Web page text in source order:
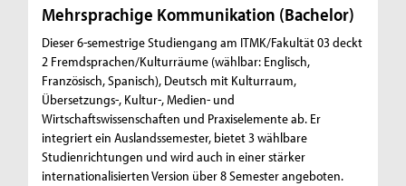
Mehrsprachige Kommunikation (Bachelor)
Dieser 6-semestrige Studiengang am ITMK/Fakultät 03 deckt
2 Fremdsprachen/Kulturräume (wählbar: Englisch,
Französisch, Spanisch), Deutsch mit Kulturraum,
Übersetzungs-, Kultur-, Medien- und
Wirtschaftswissenschaften und Praxiselemente ab. Er
integriert ein Auslandssemester, bietet 3 wählbare
Studienrichtungen und wird auch in einer stärker
internationalisierten Version über 8 Semester angeboten.